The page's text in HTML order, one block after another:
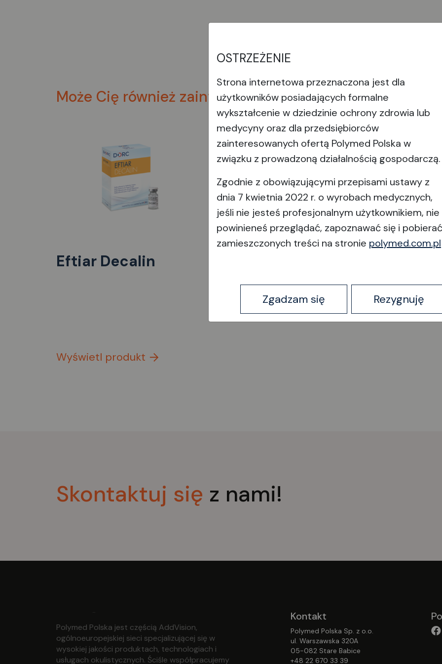
Może Cię również zainteresować
Eftiar Decalin
Wyświetl produkt
Skontaktuj się z nami!
Polymed Polska jest częścią AddVision,
ogólnoeuropejskiej sieci specjalizującej się w
wysokiej jakości produktach, technologiach i
usługach okulistycznych. Ściśle współpracujemy
Kontakt
Polymed Polska Sp. z o.o.
ul. Warszawska 320A
05-082 Stare Babice
+48 22 670 33 39
OSTRZEŻENIE
Strona internetowa przeznaczona jest dla
użytkowników posiadających formalne
wykształcenie w dziedzinie ochrony zdrowia lub
medycyny oraz dla przedsiębiorców
zainteresowanych ofertą Polymed Polska w
związku z prowadzoną działalnością gospodarczą.
Zgodnie z obowiązującymi przepisami ustawy z
dnia 7 kwietnia 2022 r. o wyrobach medycznych,
jeśli nie jesteś profesjonalnym użytkownikiem, nie
powinieneś przeglądać, zapoznawać się i pobierać
zamieszczonych treści na stronie polymed.com.pl
Zgadzam się Rezygnuję